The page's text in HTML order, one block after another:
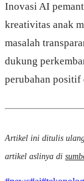
Inovasi AI
kreativitas anak
masalah
dukung
perubahan positif
Artikel ini ditulis
artikel aslinya di